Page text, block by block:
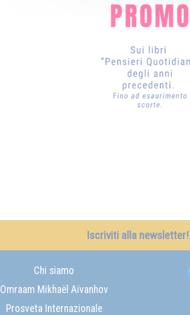
Iscriviti alla newsletter!
Chi siamo
Omraam Mikhaël Aïvanhov
Prosveta Internazionale